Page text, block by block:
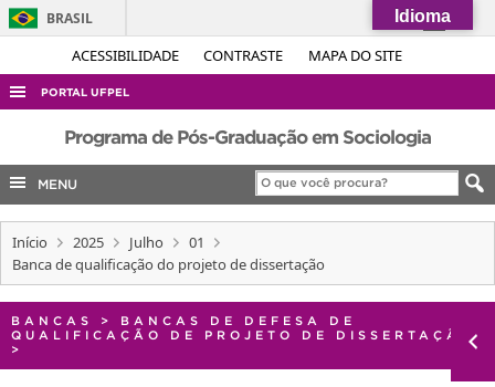
ACESSIBILIDADE CONTRASTE MAPA DO SITE
BRASIL
Simplifique!
Acesso à informação
Legislação
Canais
PORTAL UFPEL
ACESSO À INFORMAÇÃO
AUDITORIA
COBALTO
CONCURSOS
INTERNACIONAL
Programa de Pós-Graduação em Sociologia
MENU
Início 2025 Julho
01
Banca de qualificação do projeto de dissertação
BANCAS > BANCAS DE DEFESA DE
QUALIFICAÇÃO DE PROJETO DE DISSERTAÇÃO
>
Idioma